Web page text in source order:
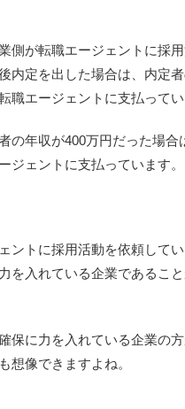
側が転職エージェントに採
内定を出した場合は、内定
職エージェントに支払ってい
の年収が400万円だった場合
ジェントに支払っています。
ントに採用活動を依頼して
を入れている企業であるこ
保に力を入れている企業の
想像できますよね。